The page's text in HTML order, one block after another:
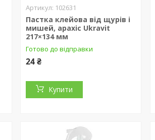
102631
Пастка клейова від щурів і
мишей, арахіс Ukravit
217×134 мм
Готово до відправки
24 ₴
Купити